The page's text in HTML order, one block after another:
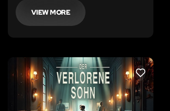
aufzuklären. Dort fand sie ein
Geheimnis...
VIEW MORE
LIKE